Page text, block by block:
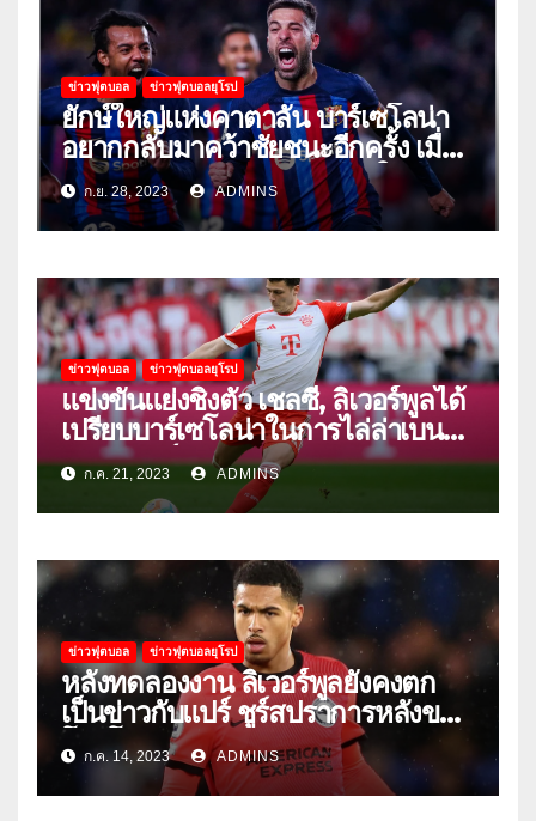
ข่าวฟุตบอล ข่าวฟุตบอลยุโรป
ยักษ์ใหญ่แห่งคาตาลัน บาร์เซโลน่า
อยากกลับมาคว้าชัยชนะอีกครั้ง เมื่อ
พวกเขาเปิดบ้านรับมือเซบีย่าในลีก
ก.ย. 28, 2023 ADMINS
ข่าวฟุตบอล ข่าวฟุตบอลยุโรป
แข่งขันแย่งชิงตัว เชลซี, ลิเวอร์พูลได้
เปรียบบาร์เซโลน่าในการไล่ล่าเบนจา
มิน ปาวาร์
ก.ค. 21, 2023 ADMINS
ข่าวฟุตบอล ข่าวฟุตบอลยุโรป
หลังทดลองงาน ลิเวอร์พูลยังคงตก
เป็นข่าวกับแปร์ ชูร์สปราการหลังของ
โตริโน่
ก.ค. 14, 2023 ADMINS